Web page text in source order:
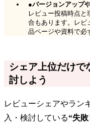
●バージョンアップ
レビュー投稿時点
合もあります。レビ
品ページや資料で必
シェア上位だけで
討しよう
レビューシェアやラン
入・検討している“失